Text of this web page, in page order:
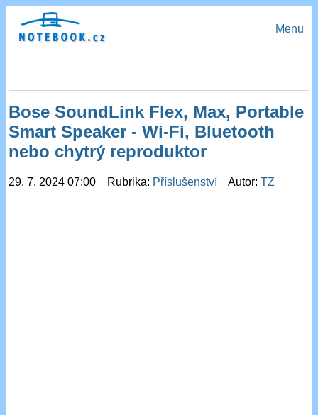
Menu
Bose SoundLink Flex, Max, Portable
Smart Speaker - Wi-Fi, Bluetooth
nebo chytrý reproduktor
29. 7. 2024 07:00 Rubrika: Příslušenství Autor:TZ